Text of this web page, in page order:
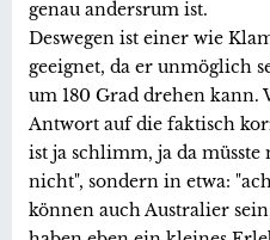
genau andersrum ist.
Deswegen ist einer wie
geeignet, da er unmöglich
um 180 Grad drehen kann.
Antwort auf die faktisch
ist ja schlimm, ja da müsste
nicht", sondern in etwa:
können auch Australier